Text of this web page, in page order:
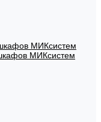
МИКсистем
МИКсистем